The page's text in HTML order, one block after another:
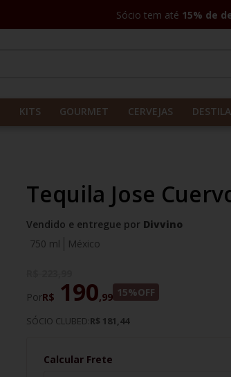
Sócio tem até 15% de
KITS GOURMET CERVEJAS
Tequila Jose
Vendido e entregue por Divvino
México
750 ml
PorR$ 190,99 15%OFF
SÓCIO CLUBED:R$ 181,44
Calcular Frete